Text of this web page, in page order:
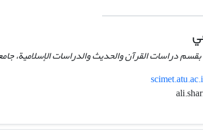
دراسات القرآن والحديث والدراسات الإسلامية،